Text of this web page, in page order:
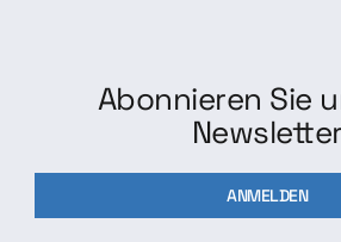
Abonnieren Sie
Newsletter
ANMELDEN